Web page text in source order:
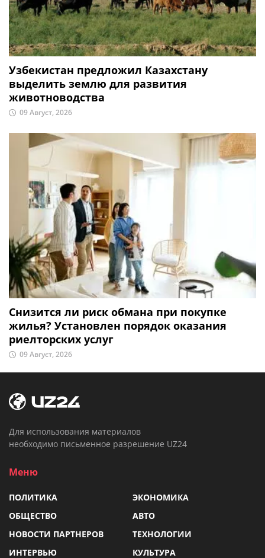
Узбекистан предложил Казахстану
выделить землю для развития
животноводства
09 Август, 2026
Снизится ли риск обмана при покупке
жилья? Установлен порядок оказания
риелторских услуг
09 Август, 2026
Для использования материалов
необходимо письменное разрешение UZ24
Меню
ПОЛИТИКА
ЭКОНОМИКА
ОБЩЕСТВО
АВТО
НОВОСТИ ПАРТНЕРОВ
ТЕХНОЛОГИИ
ИНТЕРВЬЮ
КУЛЬТУРА